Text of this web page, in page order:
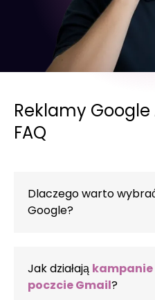
Reklamy
FAQ
Dlaczego warto
Google?
działaniach
świadomości marki.
w skrzynkach
Jak działają kampanie
poczcie Gmail?